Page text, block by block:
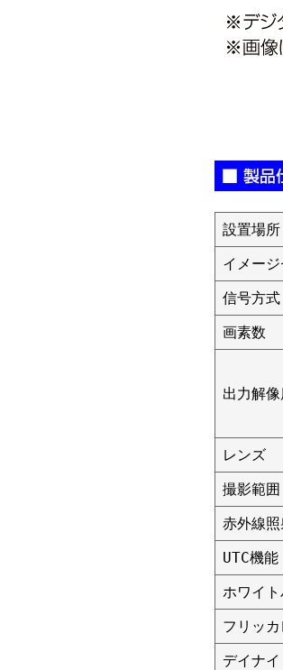
設置場所
イメー
信号方式
画素数
出力解
レンズ
撮影範囲
赤外線
UTC機能
ホワイ
フリッ
デイナ